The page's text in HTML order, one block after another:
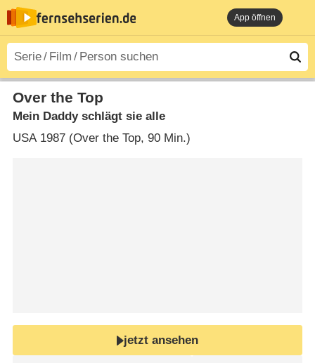
App öffnen
Over the Top
Mein Daddy schlägt sie alle
USA1987 (Over the Top‎, 90 Min.)
jetzt ansehen